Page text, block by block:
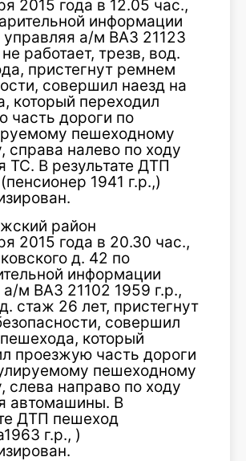
2015 года в 12.05 час.,
информации
управляя а/м ВАЗ 21123
работает, трезв, вод.
пристегнут ремнем
совершил наезд на
который переходил
часть дороги по
пешеходному
справа налево по ходу
ТС. В результате ДТП
1941 г.р.,)
район
2015 года в 20.30 час.,
д. 42 по
информации
а/м ВАЗ 21102 1959 г.р.,
стаж 26 лет, пристегнут
совершил
который
проезжую часть дороги
пешеходному
слева направо по ходу
автомашины. В
ДТП пешеход
г.р., )